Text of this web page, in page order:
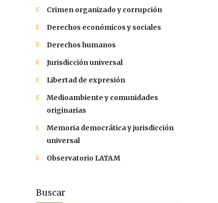
Crimen organizado y corrupción
Derechos económicos y sociales
Derechos humanos
Jurisdicción universal
Libertad de expresión
Medioambiente y comunidades
originarias
Memoria democrática y jurisdicción
universal
Observatorio LATAM
Buscar